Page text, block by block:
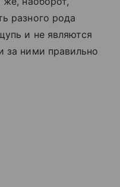
разного рода
и не являются
за ними правильно